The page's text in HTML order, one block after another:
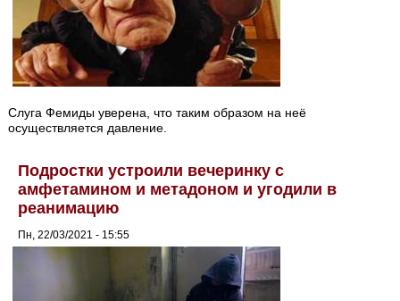
Слуга Фемиды уверена, что таким образом на неё
осуществляется давление.
Подростки устроили вечеринку с
амфетамином и метадоном и угодили в
реанимацию
Пн, 22/03/2021 - 15:55